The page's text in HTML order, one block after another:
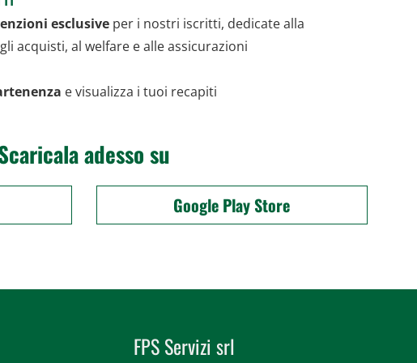
esclusive per i nostri iscritti, dedicate alla
acquisti, al welfare e alle assicurazioni
e visualizza i tuoi recapiti
adesso su
Google Play Store
FPS Servizi srl